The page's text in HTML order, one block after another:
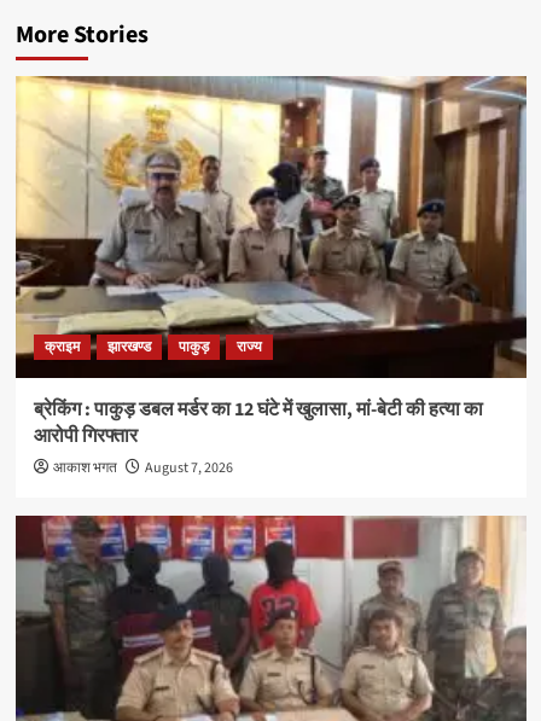
More Stories
क्राइम झारखण्ड पाकुड़ राज्य
ब्रेकिंग : पाकुड़ डबल मर्डर का 12 घंटे में खुलासा, मां-बेटी की हत्या का
आरोपी गिरफ्तार
आकाश भगत August 7, 2026